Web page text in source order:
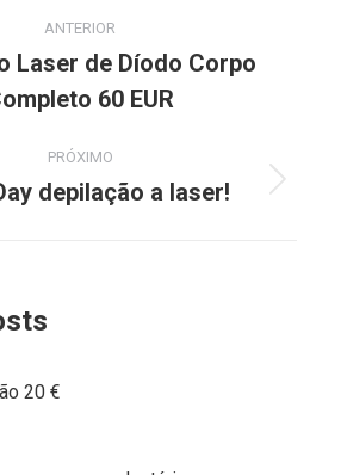
ANTERIOR
post:
Laser de Díodo Corpo
60 EUR
PRÓXIMO
Next
depilação a laser!
20 €